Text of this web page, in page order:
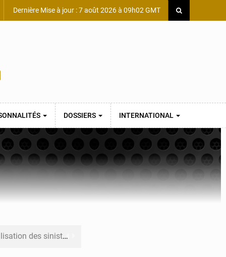
Dernière Mise à jour : 7 août 2026 à 09h02 GMT
DOSSIERS INTERNATIONAL
des sinistres